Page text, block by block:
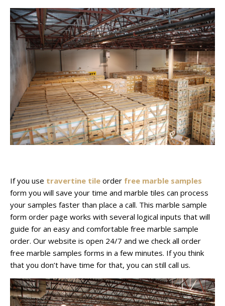
If you use travertine tile order free marble samples
form you will save your time and marble tiles can process
your samples faster than place a call. This marble sample
form order page works with several logical inputs that will
guide for an easy and comfortable free marble sample
order. Our website is open 24/7 and we check all order
free marble samples forms in a few minutes. If you think
that you don’t have time for that, you can still call us.